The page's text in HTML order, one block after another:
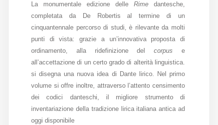
La monumentale edizione delleRimedantesche,
completata da De Robertis al termine di un
cinquantennale percorso di studi, è rilevante da molti
punti di vista: grazie a un’innovativa proposta di
ordinamento, alla ridefinizione delcorpus e
all’accettazione di un certo grado di alterità linguistica.
si disegna una nuova idea di Dante lirico. Nel primo
volume si offre inoltre, attraverso l’attento censimento
dei codici danteschi, il migliore strumento di
inventariazione della tradizione lirica italiana antica ad
oggi disponibile